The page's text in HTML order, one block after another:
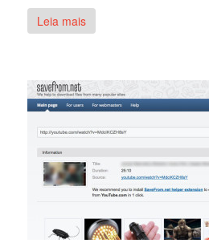
Leia mais